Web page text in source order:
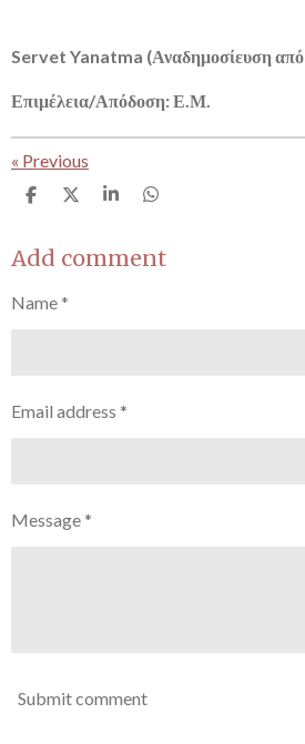
Servet Yanatma (Αναδημοσίευση από
Επιμέλεια/Απόδοση: Ε.Μ.
« Previous
S
r
e
S
r
e
S
r
e
S
r
e
Add comment
Name *
Email address *
Message *
Submit comment